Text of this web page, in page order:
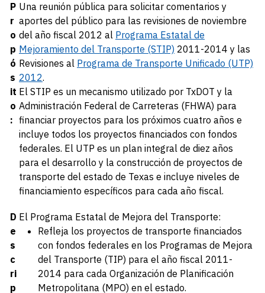
P
r
o
p
ó
s
it
o
:
Una reunión pública para solicitar comentarios y
aportes del público para las revisiones de noviembre
del año fiscal 2012 al Programa Estatal de
Mejoramiento del Transporte (STIP) 2011-2014 y las
Revisiones al Programa de Transporte Unificado (UTP)
2012.
El STIP es un mecanismo utilizado por TxDOT y la
Administración Federal de Carreteras (FHWA) para
financiar proyectos para los próximos cuatro años e
incluye todos los proyectos financiados con fondos
federales. El UTP es un plan integral de diez años
para el desarrollo y la construcción de proyectos de
transporte del estado de Texas e incluye niveles de
financiamiento específicos para cada año fiscal.
D
e
s
c
ri
p
El Programa Estatal de Mejora del Transporte:
Refleja los proyectos de transporte financiados
con fondos federales en los Programas de Mejora
del Transporte (TIP) para el año fiscal 2011-
2014 para cada Organización de Planificación
Metropolitana (MPO) en el estado.